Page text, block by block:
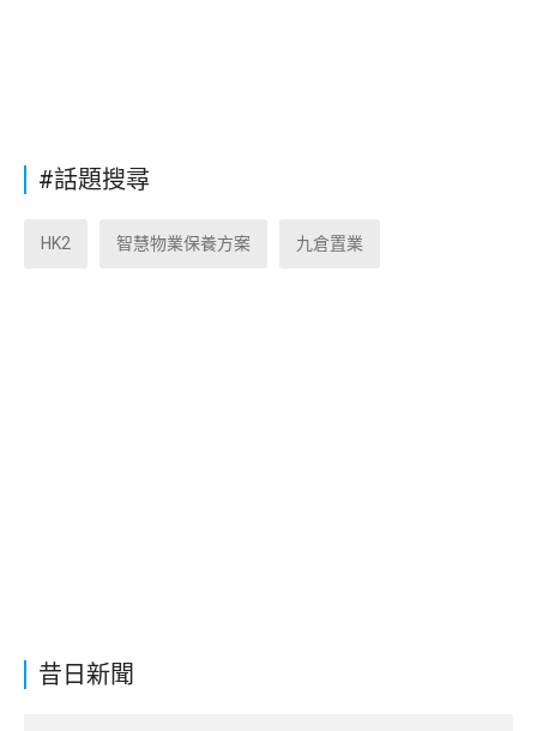
昔日新聞
#話題搜尋
HK2 智慧物業保養方案 九倉置業